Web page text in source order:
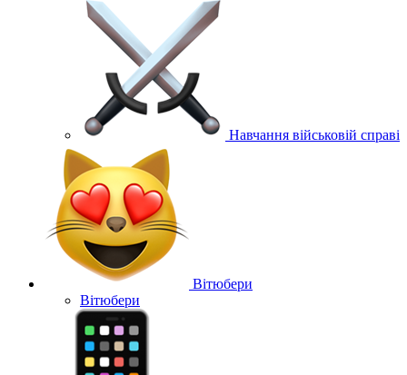
Навчання військовій справі
Вітюбери
Вітюбери